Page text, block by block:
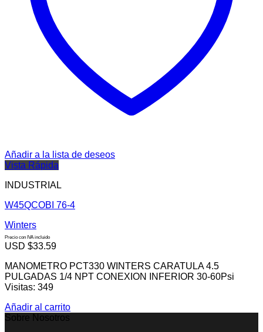
Añadir a la lista de deseos
Vista Rápida
INDUSTRIAL
W45QCOBI 76-4
Winters
Precio con IVA incluido
USD $33.59
MANOMETRO PCT330 WINTERS CARATULA 4.5
PULGADAS 1/4 NPT CONEXION INFERIOR 30-60Psi
Visitas: 349
Añadir al carrito
Sobre Nosotros